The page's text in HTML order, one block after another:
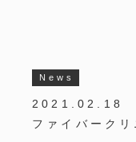
News
2021.02.18
ファイバーク